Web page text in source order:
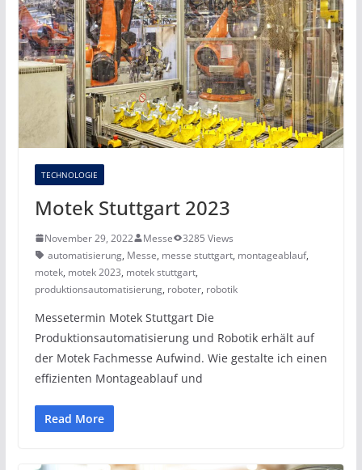
TECHNOLOGIE
Motek Stuttgart 2023
November 29, 2022 Messe
3285 Views
automatisierung, Messe, messe stuttgart, montageablauf,
motek, motek 2023, motek stuttgart,
produktionsautomatisierung, roboter, robotik
Messetermin Motek Stuttgart Die
Produktionsautomatisierung und Robotik erhält auf
der Motek Fachmesse Aufwind. Wie gestalte ich einen
effizienten Montageablauf und
Read More